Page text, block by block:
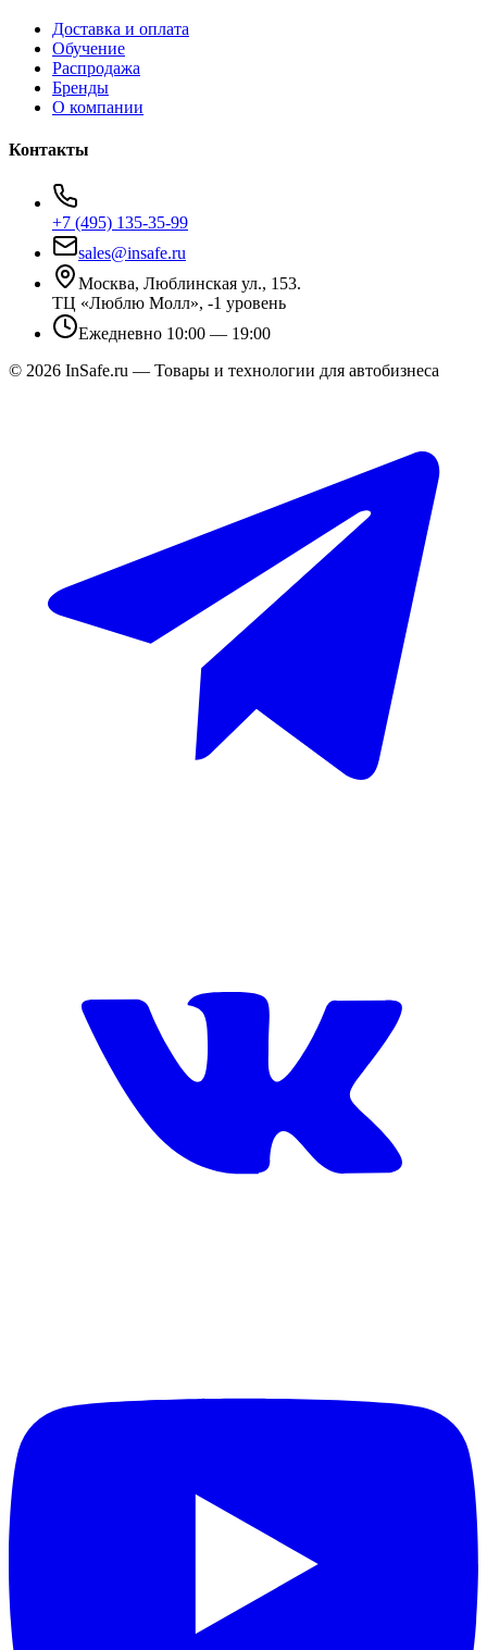
Доставка и оплата
Обучение
Распродажа
Бренды
О компании
Контакты
+7 (495) 135-35-99
sales@insafe.ru
Москва, Люблинская ул., 153.
ТЦ «Люблю Молл», -1 уровень
Ежедневно 10:00 — 19:00
© 2026 InSafe.ru — Товары и технологии для автобизнеса